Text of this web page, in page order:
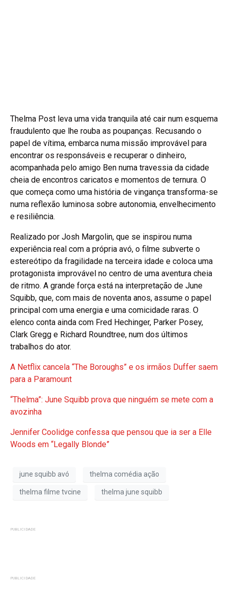
Thelma Post leva uma vida tranquila até cair num esquema
fraudulento que lhe rouba as poupanças. Recusando o
papel de vítima, embarca numa missão improvável para
encontrar os responsáveis e recuperar o dinheiro,
acompanhada pelo amigo Ben numa travessia da cidade
cheia de encontros caricatos e momentos de ternura. O
que começa como uma história de vingança transforma-se
numa reflexão luminosa sobre autonomia, envelhecimento
e resiliência.
Realizado por Josh Margolin, que se inspirou numa
experiência real com a própria avó, o filme subverte o
estereótipo da fragilidade na terceira idade e coloca uma
protagonista improvável no centro de uma aventura cheia
de ritmo. A grande força está na interpretação de June
Squibb, que, com mais de noventa anos, assume o papel
principal com uma energia e uma comicidade raras. O
elenco conta ainda com Fred Hechinger, Parker Posey,
Clark Gregg e Richard Roundtree, num dos últimos
trabalhos do ator.
A Netflix cancela “The Boroughs” e os irmãos Duffer saem
para a Paramount
“Thelma”: June Squibb prova que ninguém se mete com a
avozinha
Jennifer Coolidge confessa que pensou que ia ser a Elle
Woods em “Legally Blonde”
june squibb avó thelma comédia ação
thelma filme tvcine thelma june squibb
PUBLICIDADE
PUBLICIDADE